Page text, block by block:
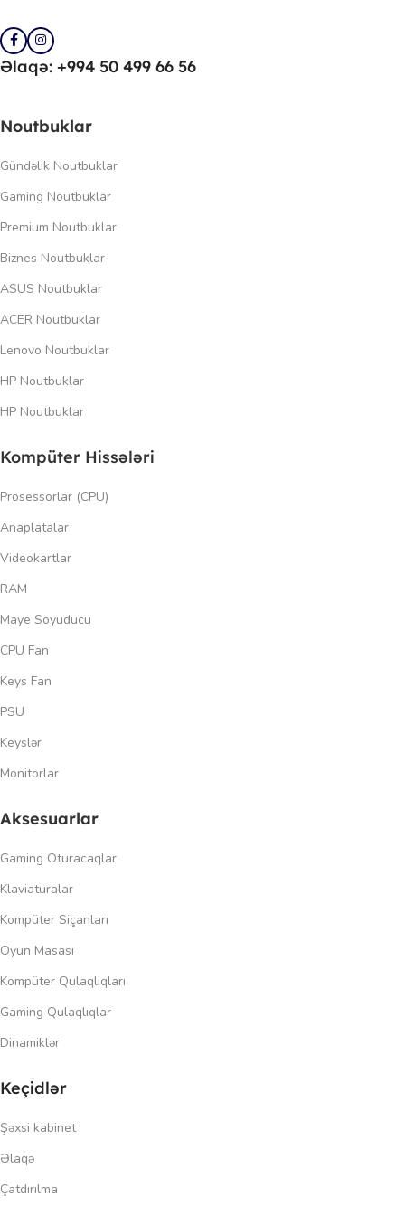
Əlaqə: +994 50 499 66 56
Noutbuklar
Gündəlik Noutbuklar
Gaming Noutbuklar
Premium Noutbuklar
Biznes Noutbuklar
ASUS Noutbuklar
ACER Noutbuklar
Lenovo Noutbuklar
HP Noutbuklar
HP Noutbuklar
Kompüter Hissələri
Prosessorlar (CPU)
Anaplatalar
Videokartlar
RAM
Maye Soyuducu
CPU Fan
Keys Fan
PSU
Keyslər
Monitorlar
Aksesuarlar
Gaming Oturacaqlar
Klaviaturalar
Kompüter Siçanları
Oyun Masası
Kompüter Qulaqlıqları
Gaming Qulaqlıqlar
Dinamiklər
Keçidlər
Şəxsi kabinet
Əlaqə
Çatdırılma